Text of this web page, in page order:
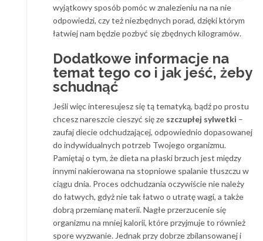
wyjątkowy sposób pomóc w znalezieniu na na nie
odpowiedzi, czy też niezbędnych porad, dzięki którym
łatwiej nam będzie pozbyć się zbędnych kilogramów.
Dodatkowe informacje na
temat tego co i jak jeść, żeby
schudnąć
Jeśli więc interesujesz się tą tematyką, bądź po prostu
chcesz nareszcie cieszyć się ze szczupłej sylwetki –
zaufaj diecie odchudzającej, odpowiednio dopasowanej
do indywidualnych potrzeb Twojego organizmu.
Pamiętaj o tym, że dieta na płaski brzuch jest między
innymi nakierowana na stopniowe spalanie tłuszczu w
ciągu dnia. Proces odchudzania oczywiście nie należy
do łatwych, gdyż nie tak łatwo o utratę wagi, a także
dobrą przemianę materii. Nagłe przerzucenie się
organizmu na mniej kalorii, które przyjmuje to również
spore wyzwanie. Jednak przy dobrze zbilansowanej i